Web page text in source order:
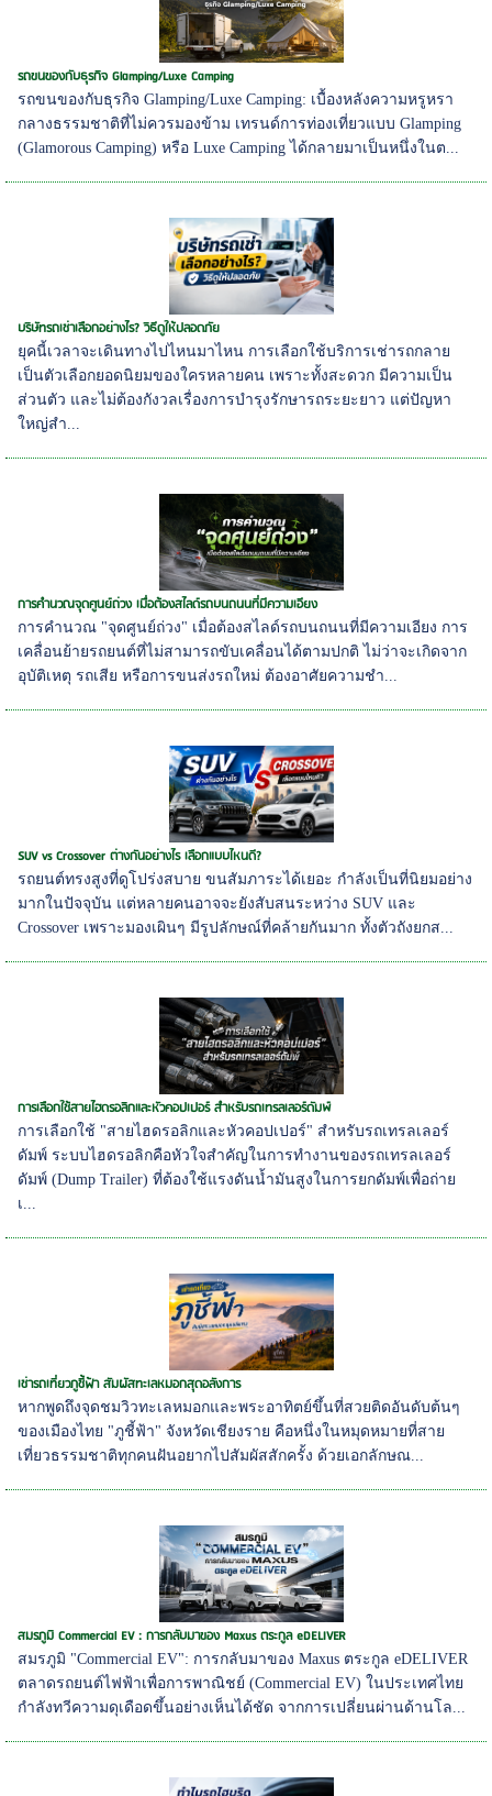
รถขนของกับธุรกิจ Glamping/Luxe Camping
รถขนของกับธุรกิจ Glamping/Luxe Camping: เบื้องหลังความหรูหรา
กลางธรรมชาติที่ไม่ควรมองข้าม เทรนด์การท่องเที่ยวแบบ Glamping
(Glamorous Camping) หรือ Luxe Camping ได้กลายมาเป็นหนึ่งในต...
บริษัทรถเช่าเลือกอย่างไร? วิธีดูให้ปลอดภัย
ยุคนี้เวลาจะเดินทางไปไหนมาไหน การเลือกใช้บริการเช่ารถกลาย
เป็นตัวเลือกยอดนิยมของใครหลายคน เพราะทั้งสะดวก มีความเป็น
ส่วนตัว และไม่ต้องกังวลเรื่องการบำรุงรักษารถระยะยาว แต่ปัญหา
ใหญ่สำ...
การคำนวณจุดศูนย์ถ่วง เมื่อต้องสไลด์รถบนถนนที่มีความเอียง
การคำนวณ "จุดศูนย์ถ่วง" เมื่อต้องสไลด์รถบนถนนที่มีความเอียง การ
เคลื่อนย้ายรถยนต์ที่ไม่สามารถขับเคลื่อนได้ตามปกติ ไม่ว่าจะเกิดจาก
อุบัติเหตุ รถเสีย หรือการขนส่งรถใหม่ ต้องอาศัยความชำ...
SUV vs Crossover ต่างกันอย่างไร เลือกแบบไหนดี?
รถยนต์ทรงสูงที่ดูโปร่งสบาย ขนสัมภาระได้เยอะ กำลังเป็นที่นิยมอย่าง
มากในปัจจุบัน แต่หลายคนอาจจะยังสับสนระหว่าง SUV และ
Crossover เพราะมองเผินๆ มีรูปลักษณ์ที่คล้ายกันมาก ทั้งตัวถังยกส...
การเลือกใช้สายไฮดรอลิกและหัวคอปเปอร์ สำหรับรถเทรลเลอร์ดัมพ์
การเลือกใช้ "สายไฮดรอลิกและหัวคอปเปอร์" สำหรับรถเทรลเลอร์
ดัมพ์ ระบบไฮดรอลิกคือหัวใจสำคัญในการทำงานของรถเทรลเลอร์
ดัมพ์ (Dump Trailer) ที่ต้องใช้แรงดันน้ำมันสูงในการยกดัมพ์เพื่อถ่าย
เ...
เช่ารถเที่ยวภูชี้ฟ้า สัมผัสทะเลหมอกสุดอลังการ
หากพูดถึงจุดชมวิวทะเลหมอกและพระอาทิตย์ขึ้นที่สวยติดอันดับต้นๆ
ของเมืองไทย "ภูชี้ฟ้า" จังหวัดเชียงราย คือหนึ่งในหมุดหมายที่สาย
เที่ยวธรรมชาติทุกคนฝันอยากไปสัมผัสสักครั้ง ด้วยเอกลักษณ...
สมรภูมิ Commercial EV : การกลับมาของ Maxus ตระกูล eDELIVER
สมรภูมิ "Commercial EV": การกลับมาของ Maxus ตระกูล eDELIVER
ตลาดรถยนต์ไฟฟ้าเพื่อการพาณิชย์ (Commercial EV) ในประเทศไทย
กำลังทวีความดุเดือดขึ้นอย่างเห็นได้ชัด จากการเปลี่ยนผ่านด้านโล...